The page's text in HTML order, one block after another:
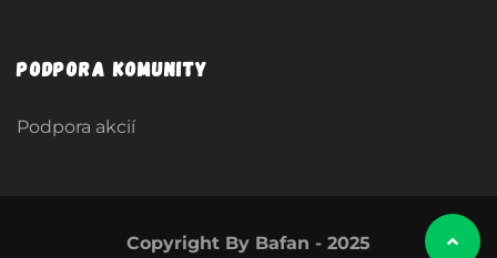
Podpora komunity
Podpora akcií
Copyright By Bafan - 2025